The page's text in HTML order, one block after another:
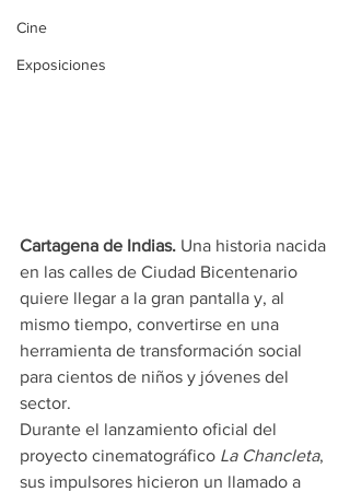
Cine
Exposiciones
Cartagena de Indias. Una historia nacida
en las calles de Ciudad Bicentenario
quiere llegar a la gran pantalla y, al
mismo tiempo, convertirse en una
herramienta de transformación social
para cientos de niños y jóvenes del
sector.
Durante el lanzamiento oficial del
proyecto cinematográfico La Chancleta,
sus impulsores hicieron un llamado a